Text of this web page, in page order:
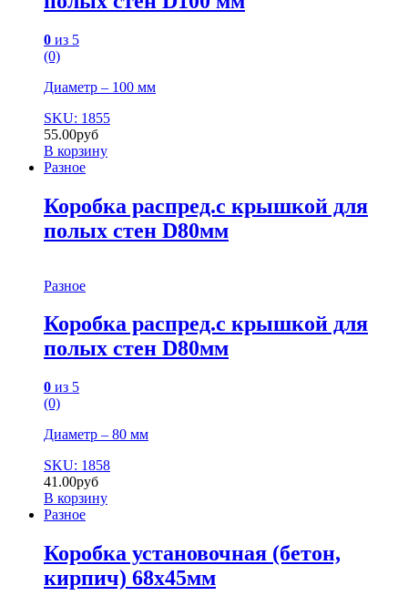
0 из 5
(0)
Диаметр – 100 мм
SKU: 1855
55.00руб
В корзину
Разное
Коробка распред.с крышкой для
полых стен D80мм
Разное
Коробка распред.с крышкой для
полых стен D80мм
0 из 5
(0)
Диаметр – 80 мм
SKU: 1858
41.00руб
В корзину
Разное
Коробка установочная (бетон,
кирпич) 68х45мм